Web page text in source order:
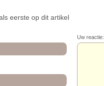
eerste op dit artikel
Uw reactie: